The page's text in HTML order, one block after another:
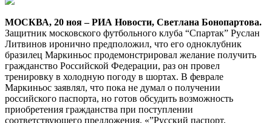
МОСКВА, 20 ноя – РИА Новости, Светлана Бонопартова.
Защитник московского футбольного клуба “Спартак” Руслан
Литвинов иронично предположил, что его одноклубник
бразилец Маркиньос продемонстрировал желание получить
гражданство Российской Федерации, раз он провел
тренировку в холодную погоду в шортах. В феврале
Маркиньос заявлял, что пока не думал о получении
российского паспорта, но готов обсудить возможность
приобретения гражданства при поступлении
соответствующего предложения. «”Русский паспорт,